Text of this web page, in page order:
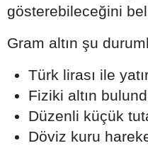
gösterebileceğini
Gram altın şu
Türk lirası ile
Fiziki altın
Düzenli küçük
Döviz kuru